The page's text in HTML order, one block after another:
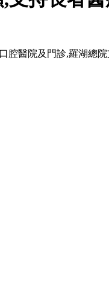
腔醫院及門診,羅湖總